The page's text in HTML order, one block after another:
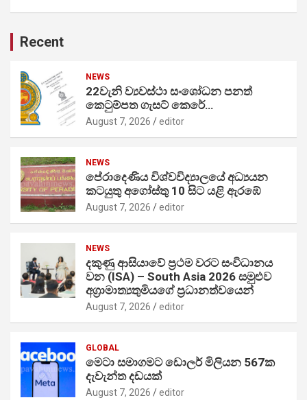
Recent
NEWS
22වැනි ව්‍යවස්ථා සංශෝධන පනත්
කෙටුම්පත ගැසට් කෙරේ…
August 7, 2026 editor
NEWS
පේරාදෙණිය විශ්වවිද්‍යාලයේ අධ්‍යයන
කටයුතු අගෝස්තු 10 සිට යළි ඇරඹේ
August 7, 2026 editor
NEWS
දකුණු ආසියාවේ ප්‍රථම වරට සංවිධානය
වන (ISA) – South Asia 2026 සමුළුව
අග්‍රාමාත්‍යතුමියගේ ප්‍රධානත්වයෙන්
August 7, 2026 editor
GLOBAL
මෙටා සමාගමට ඩොලර් මිලියන 567ක
දැවැන්ත දඩයක්
August 7, 2026 editor